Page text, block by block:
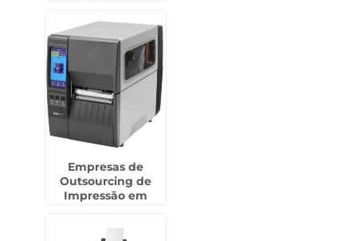
Empresas de
Outsourcing de
Impressão em